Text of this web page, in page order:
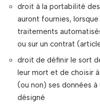
droit à la portabilité
auront fournies,
traitements
ou sur un contrat
droit de définir le sort
leur mort et de choisir
(ou non) ses données à
désigné